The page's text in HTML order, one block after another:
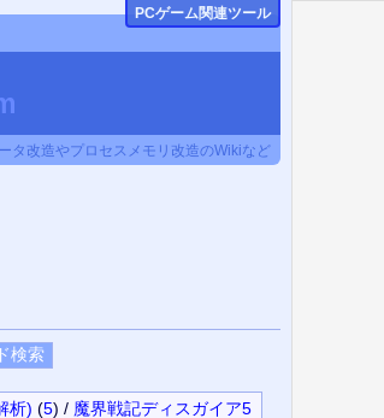
タ改造やプロセスメモリ改造のWikiなど
析) (5) / 魔界戦記ディスガイア5
PCゲーム関連ツール